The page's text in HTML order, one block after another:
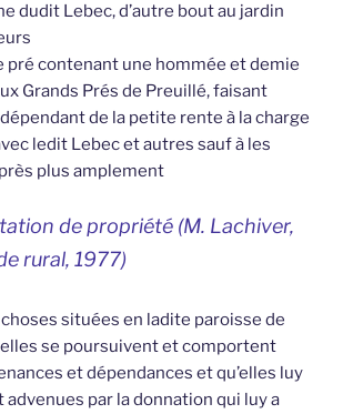
dudit Lebec, d’autre bout au jardin
pré contenant une hommée et demie
Grands Prés de Preuillé, faisant
de la petite rente à la charge
ledit Lebec et autres sauf à les
plus amplement
de propriété (M. Lachiver,
rural, 1977)
situées en ladite paroisse de
se poursuivent et comportent
et dépendances et qu’elles luy
par la donnation qui luy a